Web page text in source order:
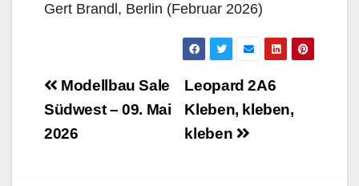
Gert Brandl, Berlin (Februar 2026)
Beitragsnavigation
Leopard 2A6
Kleben, kleben,
kleben
Modellbau Sale
Südwest – 09. Mai
2026